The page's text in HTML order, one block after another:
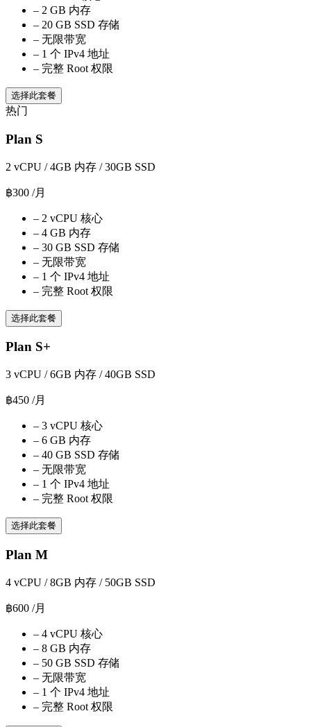
– 2 GB 内存
– 20 GB SSD 存储
– 无限带宽
– 1 个 IPv4 地址
– 完整 Root 权限
选择此套餐
热门
Plan S
2 vCPU / 4GB 内存 / 30GB SSD
฿300 /月
– 2 vCPU 核心
– 4 GB 内存
– 30 GB SSD 存储
– 无限带宽
– 1 个 IPv4 地址
– 完整 Root 权限
选择此套餐
Plan S+
3 vCPU / 6GB 内存 / 40GB SSD
฿450 /月
– 3 vCPU 核心
– 6 GB 内存
– 40 GB SSD 存储
– 无限带宽
– 1 个 IPv4 地址
– 完整 Root 权限
选择此套餐
Plan M
4 vCPU / 8GB 内存 / 50GB SSD
฿600 /月
– 4 vCPU 核心
– 8 GB 内存
– 50 GB SSD 存储
– 无限带宽
– 1 个 IPv4 地址
– 完整 Root 权限